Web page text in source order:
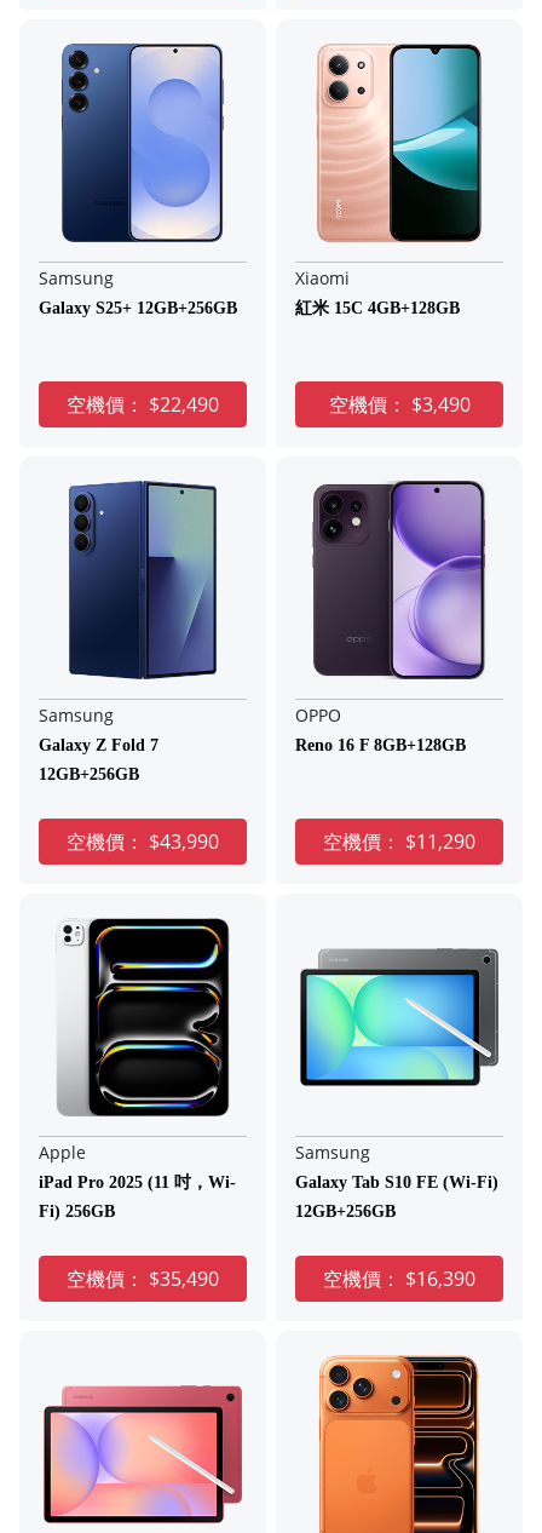
Samsung
Galaxy S25+ 12GB+256GB
空機價： $22,490
Xiaomi
紅米 15C 4GB+128GB
空機價： $3,490
Samsung
Galaxy Z Fold 7
12GB+256GB
空機價： $43,990
OPPO
Reno 16 F 8GB+128GB
空機價： $11,290
Apple
iPad Pro 2025 (11 吋，Wi-
Fi) 256GB
空機價： $35,490
Samsung
Galaxy Tab S10 FE (Wi-Fi)
12GB+256GB
空機價： $16,390